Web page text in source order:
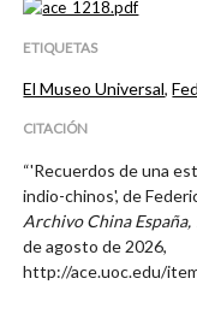
ETIQUETAS
El Museo Universal,
CITACIÓN
“'Recuerdos de una
indio-chinos', de
Archivo China
de agosto de 2026,
http://ace.uoc.edu/